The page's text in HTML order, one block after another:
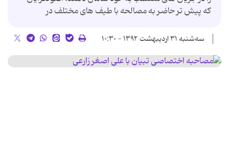
که پیش تر حاضر به مصالحه با طیف های مختلف در
سه‌شنبه ۳۱ اردیبهشت ۱۳۹۲ - ۱۰:۳۰